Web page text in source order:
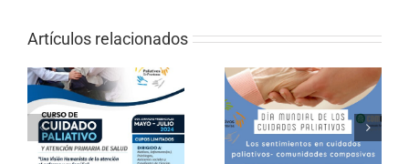
Artículos relacionados
Los sentimientos en
cuidados paliativos
CURSO ONLINE DE
PALIATIVOS SIN
FRONTERAS «EL
VALOR DE LOS